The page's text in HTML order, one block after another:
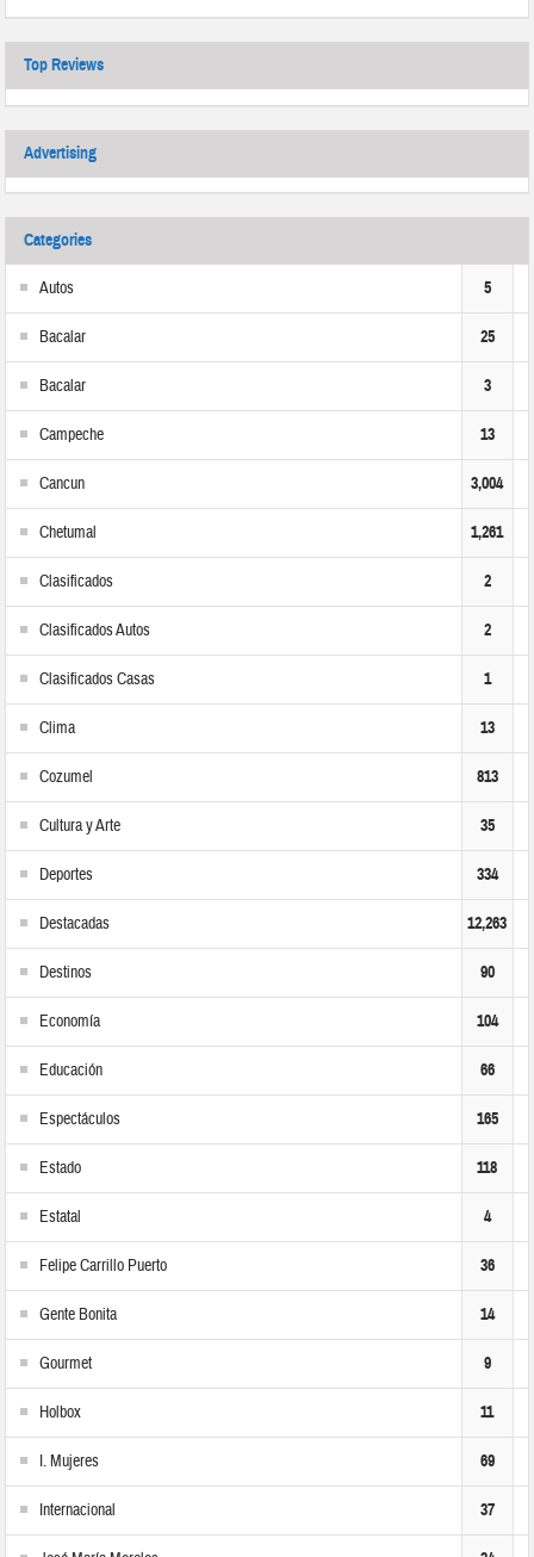
Top Reviews
Advertising
Categories
Autos 5
Bacalar 25
Bacalar 3
Campeche 13
Cancun 3,004
Chetumal 1,261
Clasificados 2
Clasificados Autos 2
Clasificados Casas 1
Clima 13
Cozumel 813
Cultura y Arte 35
Deportes 334
Destacadas 12,263
Destinos 90
Economía 104
Educación 66
Espectáculos 165
Estado 118
Estatal 4
Felipe Carrillo Puerto 36
Gente Bonita 14
Gourmet 9
Holbox 11
I. Mujeres 69
Internacional 37